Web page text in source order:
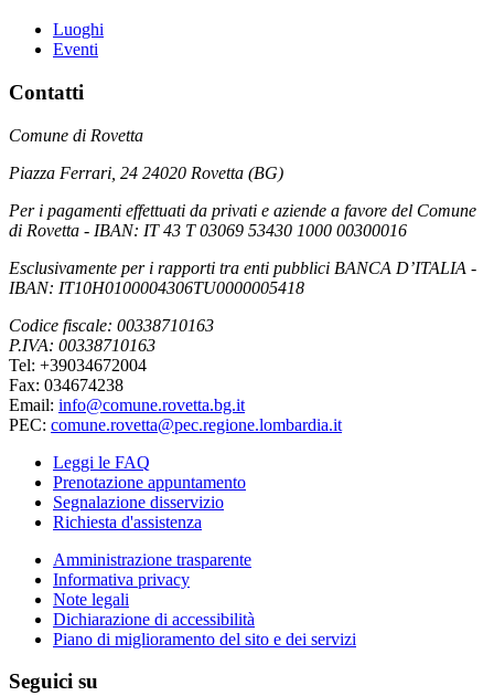
Luoghi
Eventi
Contatti
Comune di Rovetta
Piazza Ferrari, 24 24020 Rovetta (BG)
Per i pagamenti effettuati da privati e aziende a favore del Comune
di Rovetta - IBAN: IT 43 T 03069 53430 1000 00300016
Esclusivamente per i rapporti tra enti pubblici BANCA D’ITALIA -
IBAN: IT10H0100004306TU0000005418
Codice fiscale: 00338710163
P.IVA: 00338710163
Tel: +39034672004
Fax: 034674238
Email: info@comune.rovetta.bg.it
PEC: comune.rovetta@pec.regione.lombardia.it
Leggi le FAQ
Prenotazione appuntamento
Segnalazione disservizio
Richiesta d'assistenza
Amministrazione trasparente
Informativa privacy
Note legali
Dichiarazione di accessibilità
Piano di miglioramento del sito e dei servizi
Seguici su